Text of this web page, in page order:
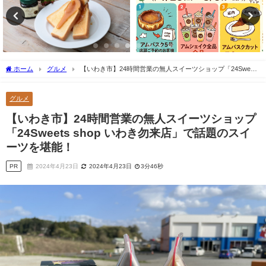
ホーム グルメ
【いわき市】24時間営業の無人スイーツショップ「24Sweets
グルメ
【いわき市】24時間営業の無人スイーツショップ
「24Sweets shop いわき勿来店」で話題のスイ
ーツを堪能！
PR 2024年4月23日 2024年4月23日 3分46秒